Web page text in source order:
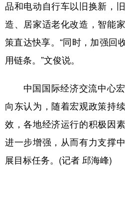
品和电动自行车以旧换新，
造、居家适老化改造，智能
策直达快享。“同时，加强回
用链条。”文俊说。
中国国际经济交流中心宏
向东认为，随着宏观政策持
效，各地经济运行的积极因
进一步增强，从而有力支撑
展目标任务。(记者 邱海峰)